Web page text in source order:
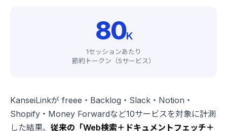
80K
1セッションあたり
節約トークン（5サービス）
KanseiLinkが freee・Backlog・Slack・Notion・
Shopify・Money Forwardなど10サービスを対象に計測
した結果、 従来の「Web検索＋ドキュメントフェッチ＋